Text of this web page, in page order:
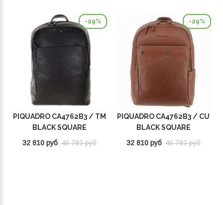
-29%
PIQUADRO CA4762B3 / TM
BLACK SQUARE
32 810 руб 46 782 руб
-29%
PIQUADRO CA4762B3 / CU
BLACK SQUARE
32 810 руб 46 782 руб